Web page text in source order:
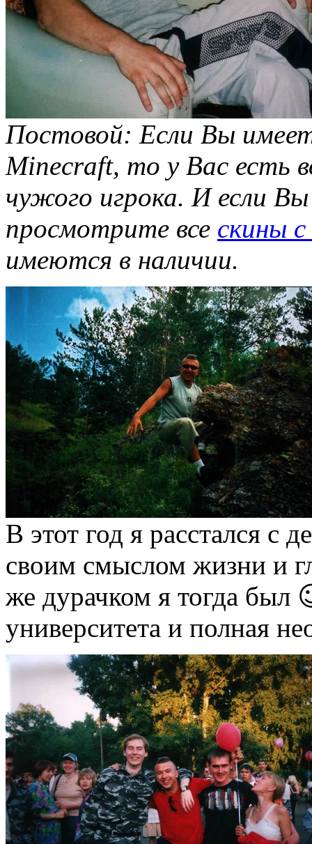
Постовой: Если Вы
Minecraft, то у Вас есть
чужого игрока. И если
просмотрите все скины
имеются в наличии.
В этот год я расстался с
своим смыслом жизни и
же дурачком я тогда был
университета и полная